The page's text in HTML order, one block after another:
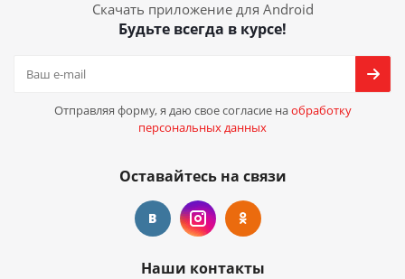
Скачать приложение для Android
Будьте всегда в курсе!
Отправляя форму, я даю свое согласие наобработку
персональных данных
Оставайтесь на связи
Наши контакты